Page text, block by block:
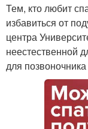
Тем, кто любит
избавиться от
центра
неестественной
для позвоночника